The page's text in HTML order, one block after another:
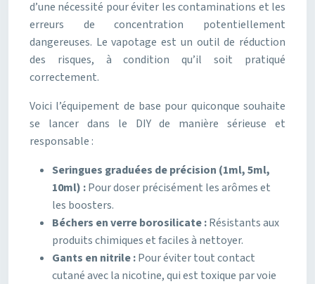
d’une nécessité pour éviter les contaminations et les
erreurs de concentration potentiellement
dangereuses. Le vapotage est un outil de réduction
des risques, à condition qu’il soit pratiqué
correctement.
Voici l’équipement de base pour quiconque souhaite
se lancer dans le DIY de manière sérieuse et
responsable :
Seringues graduées de précision (1ml, 5ml,
10ml) :Pour doser précisément les arômes et
les boosters.
Béchers en verre borosilicate :Résistants aux
produits chimiques et faciles à nettoyer.
Gants en nitrile :Pour éviter tout contact
cutané avec la nicotine, qui est toxique par voie